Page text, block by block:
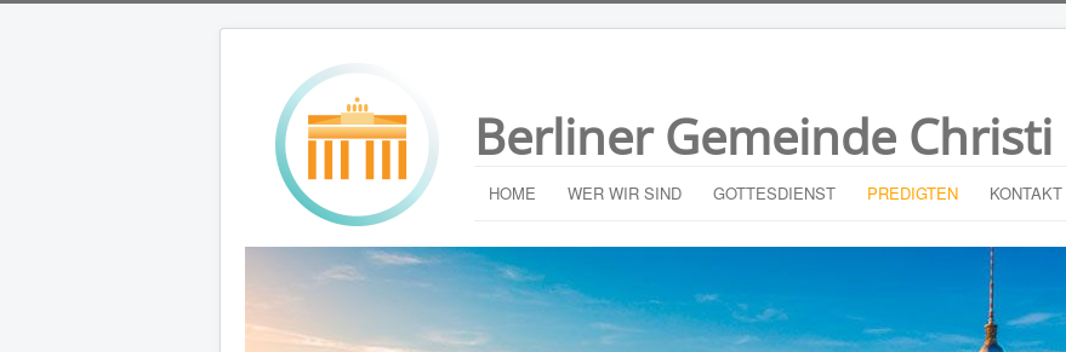
Berliner Gemeinde Christi
HOME WER WIR SIND GOTTESDIENST PREDIGTEN KONTAKT